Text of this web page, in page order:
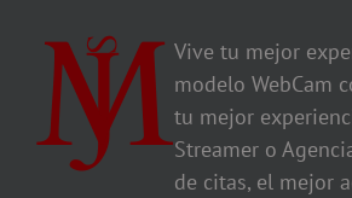
Vive tu mejor
modelo WebCam
tu mejor
Streamer o
de citas, el mejor